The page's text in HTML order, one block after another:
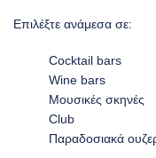
Επιλέξτε ανάμεσα σε:
Cocktail bars
Wine bars
Μουσικές σκηνές
Club
Παραδοσιακά